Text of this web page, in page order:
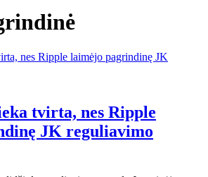
tvirta, nes Ripple
JK reguliavimo